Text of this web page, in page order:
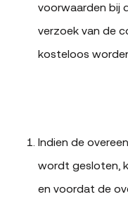
voorwaarden bij
verzoek van de
kosteloos
Indien de
wordt gesloten,
en voordat de